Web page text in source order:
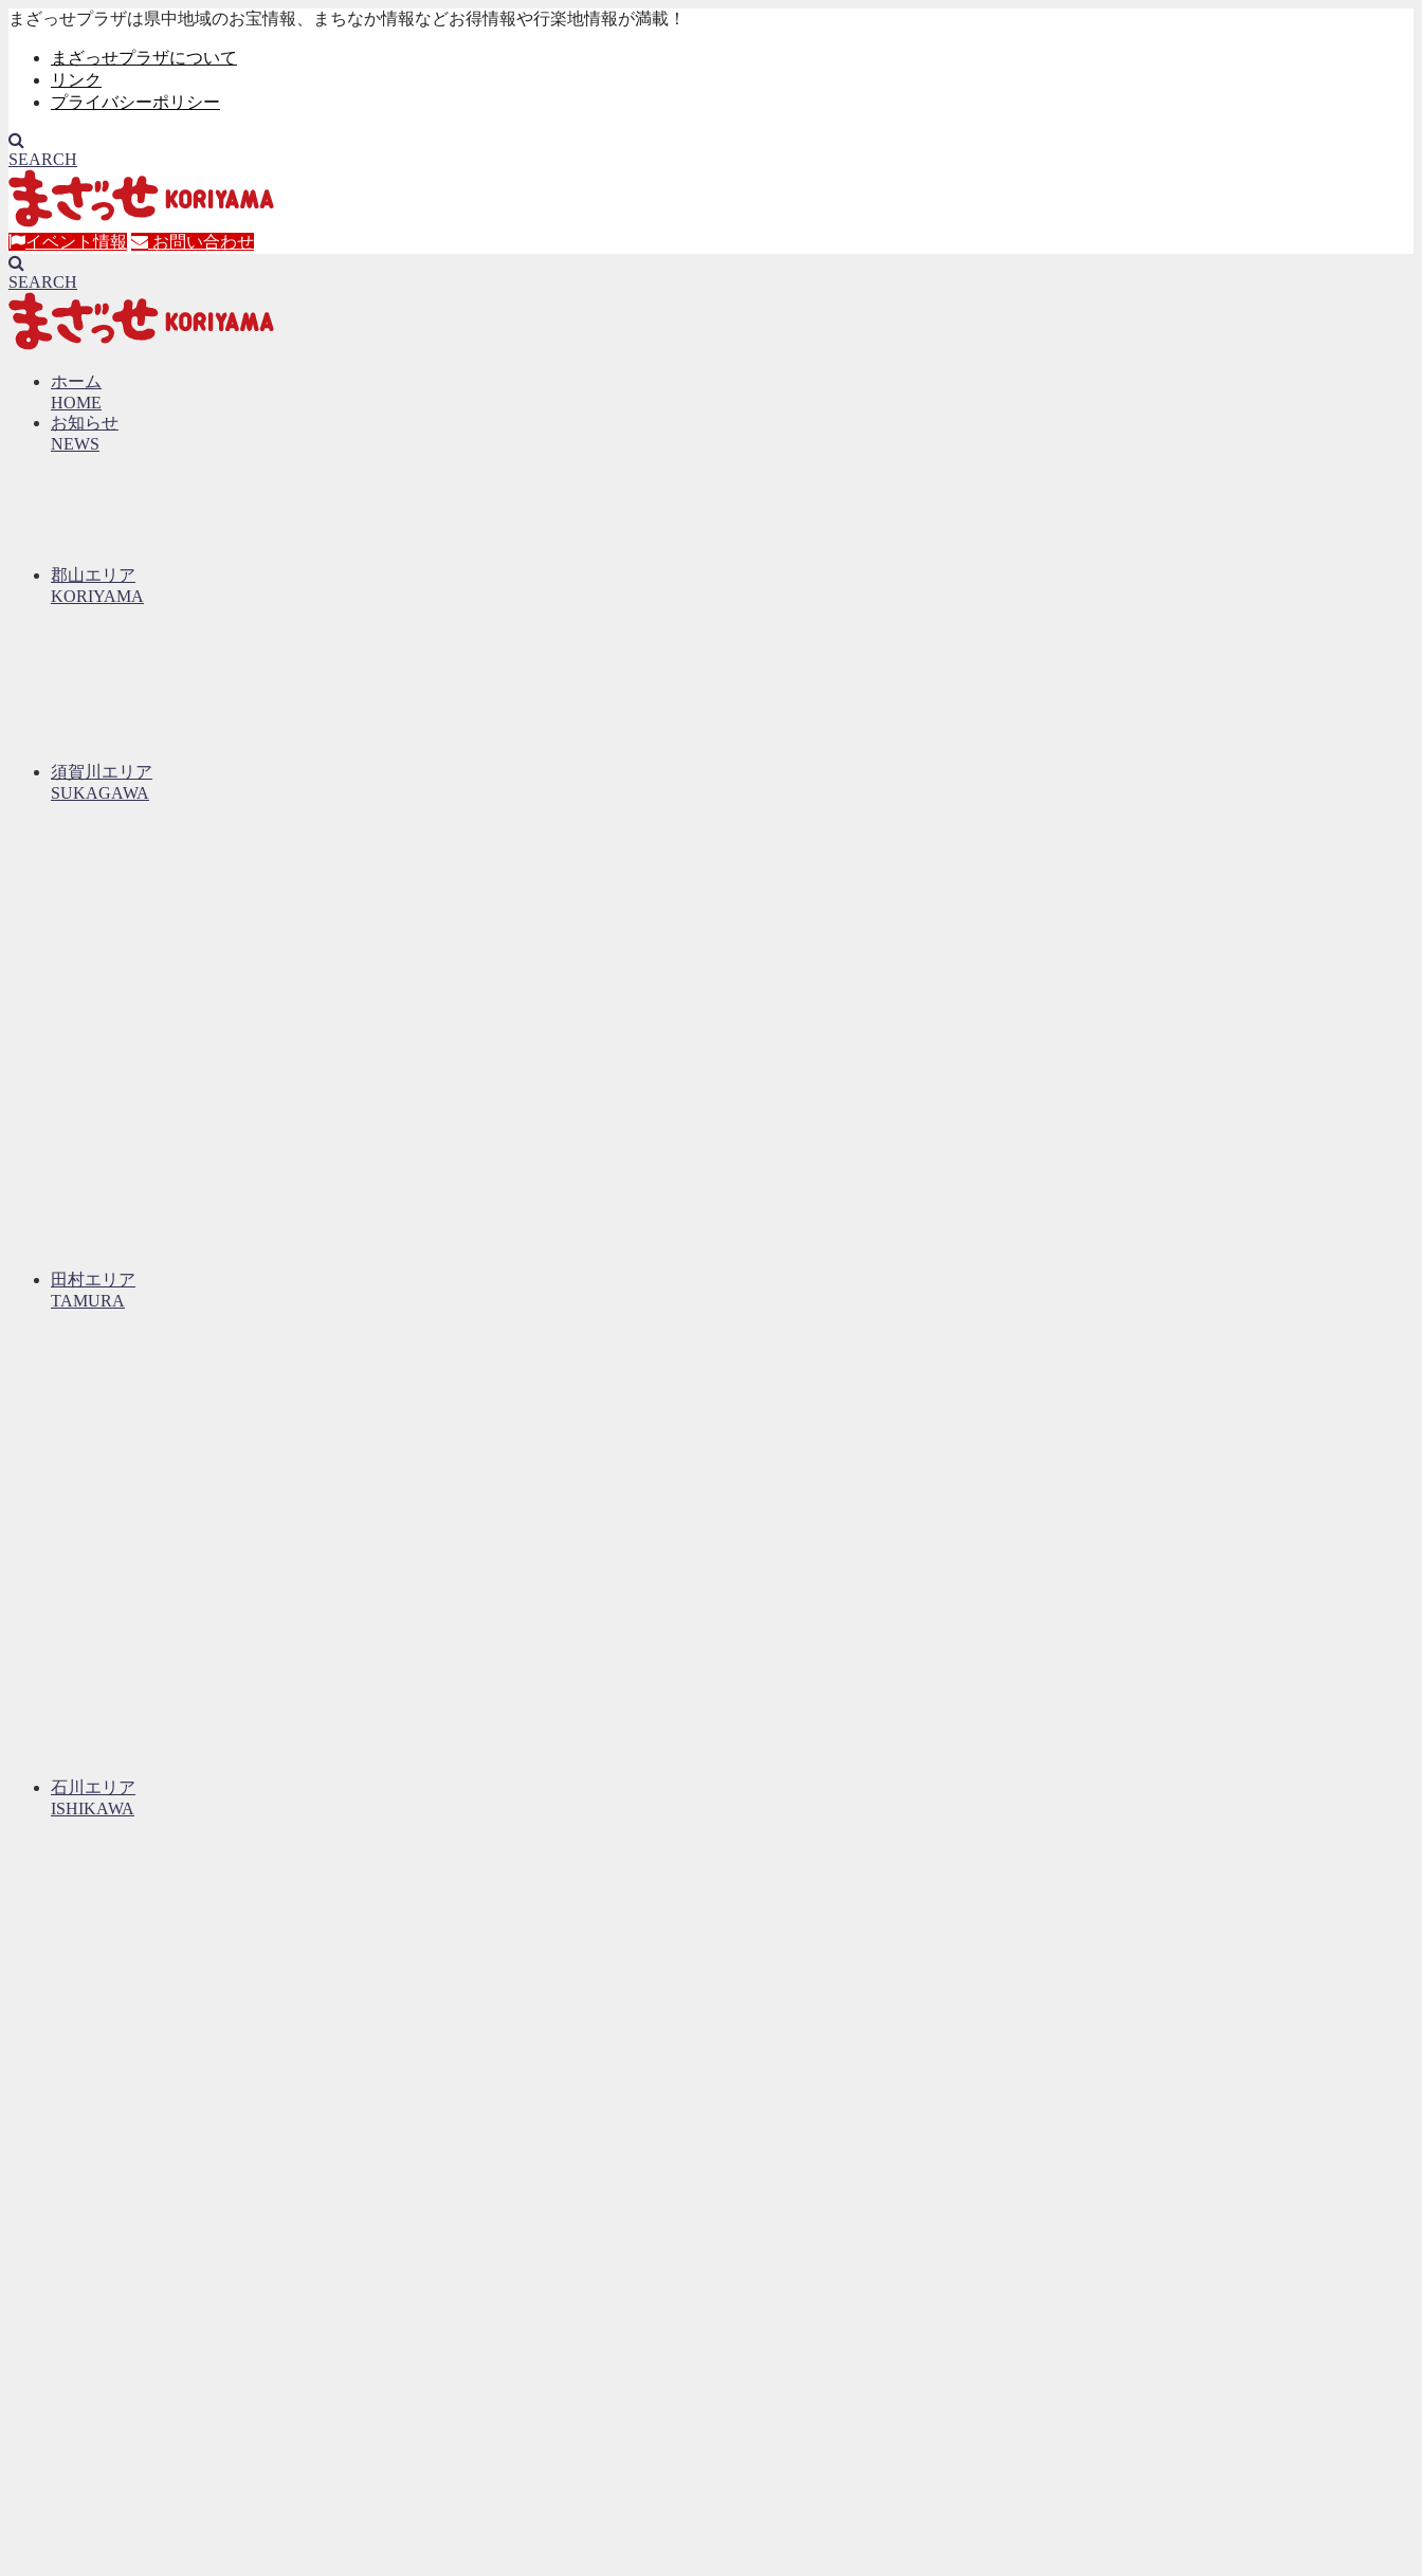
まざっせプラザは県中地域のお宝情報、まちなか情報などお得情報や行楽地情報が満載！
まざっせプラザについて
リンク
プライバシーポリシー
SEARCH
イベント情報 お問い合わせ
SEARCH
ホーム
HOME
お知らせ
NEWS
郡山エリア
KORIYAMA
須賀川エリア
SUKAGAWA
田村エリア
TAMURA
石川エリア
ISHIKAWA